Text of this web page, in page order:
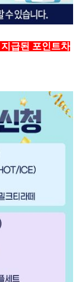
급된 포인트차